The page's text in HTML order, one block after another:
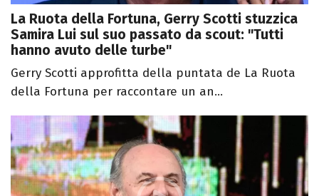
La Ruota della Fortuna, Gerry Scotti stuzzica
Samira Lui sul suo passato da scout: "Tutti
hanno avuto delle turbe"
Gerry Scotti approfitta della puntata de La Ruota
della Fortuna per raccontare un an...